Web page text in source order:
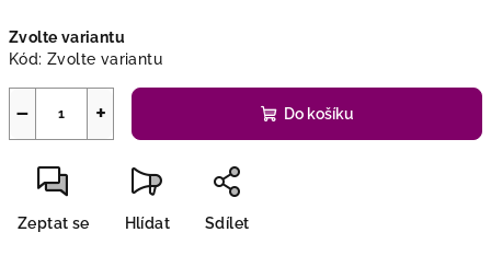
cena:
Zvolte variantu
Kód: Zvolte variantu
+
− Do košíku
Zeptat se Hlídat Sdílet